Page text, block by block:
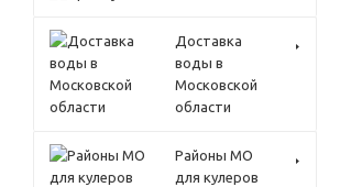
Доставка
воды в
Московской
области
Районы МО
для кулеров